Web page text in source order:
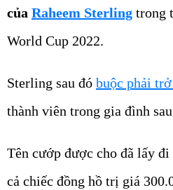
của Raheem Sterling trong
World Cup 2022.
Sterling sau đó buộc phải
thành viên trong gia đình
Tên cướp được cho đã lấy
cả chiếc đồng hồ trị giá